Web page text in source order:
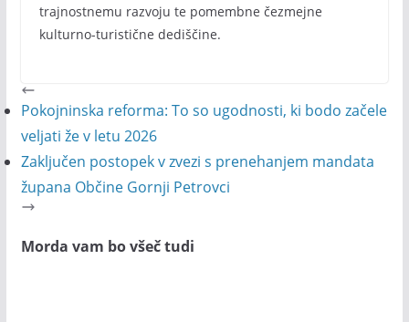
trajnostnemu razvoju te pomembne čezmejne
kulturno-turistične dediščine.
Pokojninska reforma: To so ugodnosti, ki bodo začele
veljati že v letu 2026
Zaključen postopek v zvezi s prenehanjem mandata
župana Občine Gornji Petrovci
Morda vam bo všeč tudi